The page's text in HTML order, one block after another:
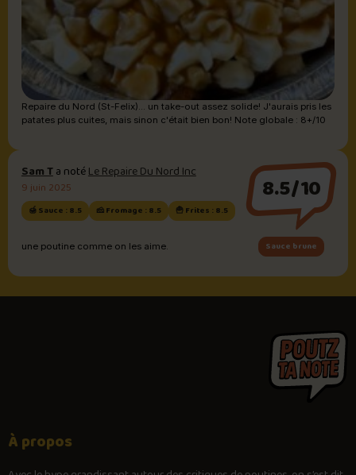
Repaire du Nord (St-Felix)... un take-out assez solide! J'aurais pris les
patates plus cuites, mais sinon c'était bien bon! Note globale : 8+/10
Sam Ta notéLe Repaire Du Nord Inc
9 juin 2025
🍯 Sauce : 8.5 🧀 Fromage : 8.5 🍟 Frites : 8.5
8.5/10
Sauce brune
une poutine comme on les aime.
À propos